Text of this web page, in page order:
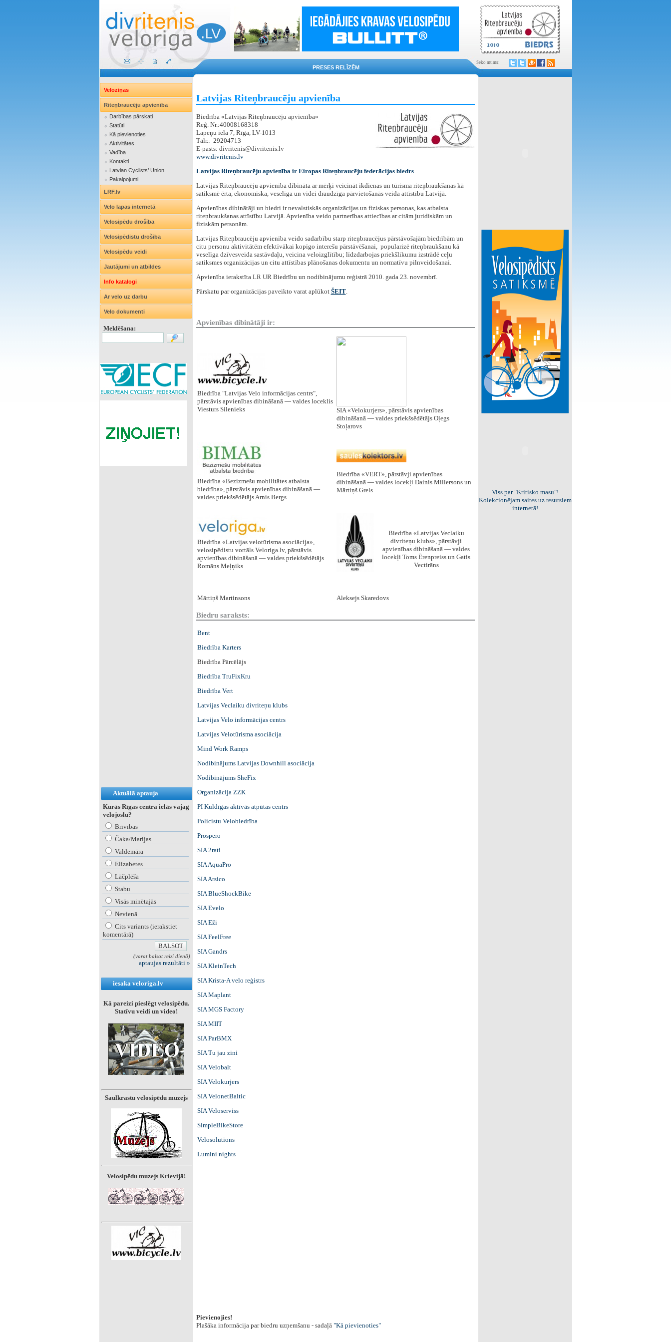
PRESES RELĪZĒM
Seko mums:
Veloziņas
Riteņbraucēju apvienība
Darbības pārskati
Statūti
Kā pievienoties
Aktivitātes
Vadība
Kontakti
Latvian Cyclists’ Union
Pakalpojumi
LRF.lv
Velo lapas internetā
Velosipēdu drošība
Velosipēdistu drošība
Velosipēdu veidi
Jautājumi un atbildes
Info katalogi
Ar velo uz darbu
Velo dokumenti
Meklēšana:
Aktuālā aptauja
Kurās Rīgas centra ielās vajag
velojoslu?
Brīvības
Čaka/Marijas
Valdemāra
Elizabetes
Lāčplēša
Stabu
Visās minētajās
Nevienā
Cits variants (ierakstiet
komentārā)
(varat balsot reizi dienā)
aptaujas rezultāti »
iesaka veloriga.lv
Kā pareizi pieslēgt velosipēdu.
Statīvu veidi un video!
Saulkrastu velosipēdu muzejs
Velosipēdu muzejs Krievijā!
Latvijas Riteņbraucēju apvienība
Biedrība «Latvijas Riteņbraucēju apvienība»
Reģ. Nr.:40008168318
Lapeņu iela 7, Rīga, LV-1013
‌Tālr.: 29204713
E-pasts: divritenis@divritenis.lv
www.divritenis.lv
Latvijas Riteņbraucēju apvienība ir Eiropas Riteņbraucēju federācijas biedrs.
Latvijas Riteņbraucēju apvienība dibināta ar mērķi veicināt ikdienas un tūrisma riteņbraukšanas kā
satiksmē ērta, ekonomiska, veselīga un videi draudzīga pārvietošanās veida attīstību Latvijā.
Apvienības dibinātāji un biedri ir nevalstiskās organizācijas un fiziskas personas, kas atbalsta
riteņbraukšanas attīstību Latvijā. Apvienība veido partnerības attiecības ar citām juridiskām un
fiziskām personām.
Latvijas Riteņbraucēju apvienība veido sadarbību starp riteņbraucējus pārstāvošajām biedrībām un
citu personu aktivitātēm efektīvākai kopīgo interešu pārstāvēšanai, popularizē riteņbraukšanu kā
veselīga dzīvesveida sastāvdaļu, veicina veloizglītību; līdzdarbojas priekšlikumu izstrādē ceļu
satiksmes organizācijas un citu attīstības plānošanas dokumentu un normatīvu pilnveidošanai.
Apvienība ierakstīta LR UR Biedrību un nodibinājumu reģistrā 2010. gada 23. novembrī.
Pārskatu par organizācijas paveikto varat aplūkot ŠEIT.
Apvienības dibinātāji ir:
Biedrība "Latvijas Velo informācijas centrs",
pārstāvis apvienības dibināšanā — valdes loceklis
Viesturs Silenieks
SIA «Velokurjers», pārstāvis apvienības
dibināšanā — valdes priekšsēdētājs Oļegs
Stoļarovs
Biedrība «Bezizmešu mobilitātes atbalsta
biedrība», pārstāvis apvienības dibināšanā —
valdes priekšsēdētājs Arnis Bergs
Biedrība «VERT», pārstāvji apvienības
dibināšanā — valdes locekļi Dainis Millersons un
Mārtiņš Grels
Biedrība «Latvijas velotūrisma asociācija»,
velosipēdistu vortāls Veloriga.lv, pārstāvis
apvienības dibināšanā — valdes priekšsēdētājs
Romāns Meļņiks
Biedrība «Latvijas Veclaiku
divriteņu klubs», pārstāvji
apvienības dibināšanā — valdes
locekļi Toms Ērenpreiss un Gatis
Vectirāns
Mārtiņš Martinsons Aleksejs Skaredovs
Biedru saraksts:
Bent
Biedrība Karters
Biedrība Pārcēlājs
Biedrība TruFixKru
Biedrība Vert
Latvijas Veclaiku divriteņu klubs
Latvijas Velo informācijas centrs
Latvijas Velotūrisma asociācija
Mind Work Ramps
Nodibinājums Latvijas Downhill asociācija
Nodibinājums SheFix
Organizācija ZZK
PI Kuldīgas aktīvās atpūtas centrs
Policistu Velobiedrība
Prospero
SIA 2rati
SIA AquaPro
SIA Arsico
SIA BlueShockBike
SIA Evelo
SIA Eži
SIA FeelFree
SIA Gandrs
SIA KleinTech
SIA Krista-A velo reģistrs
SIA Maplant
SIA MGS Factory
SIA MIIT
SIA ParBMX
SIA Tu jau zini
SIA Velobalt
SIA Velokurjers
SIA VelonetBaltic
SIA Veloserviss
SimpleBikeStore
Velosolutions
Lumini nights
Pievienojies!
Plašāka informācija par biedru uzņemšanu - sadaļā "Kā pievienoties"
Viss par "Kritisko masu"!
Kolekcionējam saites uz resursiem
internetā!